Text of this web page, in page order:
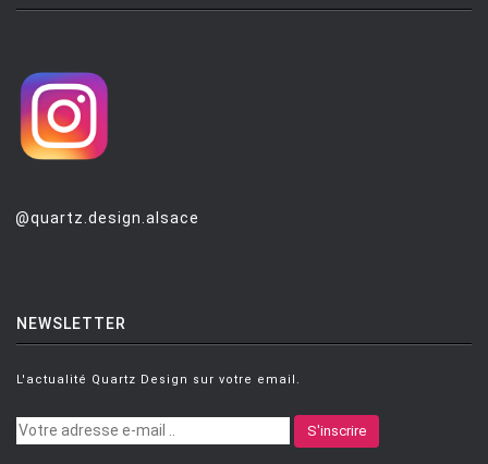
@quartz.design.alsace
NEWSLETTER
L'actualité Quartz Design sur votre email.
S'inscrire